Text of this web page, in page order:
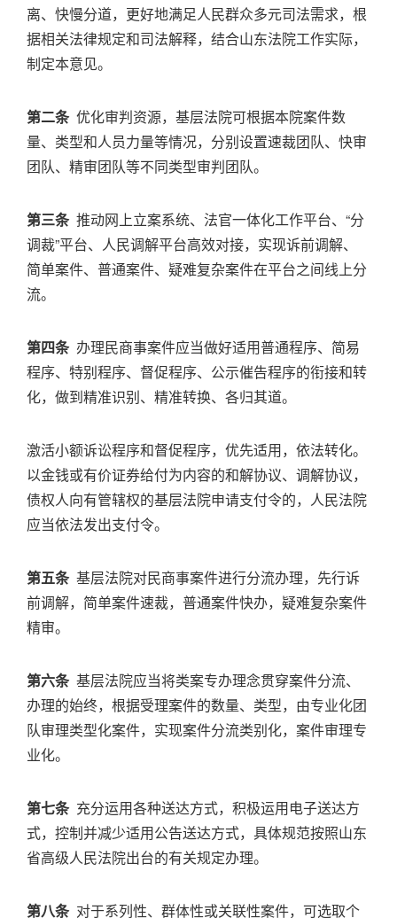
离、快慢分道，更好地满足人民群众多元司法需求，根
据相关法律规定和司法解释，结合山东法院工作实际，
制定本意见。
第二条 优化审判资源，基层法院可根据本院案件数
量、类型和人员力量等情况，分别设置速裁团队、快审
团队、精审团队等不同类型审判团队。
第三条 推动网上立案系统、法官一体化工作平台、“分
调裁”平台、人民调解平台高效对接，实现诉前调解、
简单案件、普通案件、疑难复杂案件在平台之间线上分
流。
第四条办理民商事案件应当做好适用普通程序、简易
程序、特别程序、督促程序、公示催告程序的衔接和转
化，做到精准识别、精准转换、各归其道。
激活小额诉讼程序和督促程序，优先适用，依法转化。
以金钱或有价证券给付为内容的和解协议、调解协议，
债权人向有管辖权的基层法院申请支付令的，人民法院
应当依法发出支付令。
第五条基层法院对民商事案件进行分流办理，先行诉
前调解，简单案件速裁，普通案件快办，疑难复杂案件
精审。
第六条 基层法院应当将类案专办理念贯穿案件分流、
办理的始终，根据受理案件的数量、类型，由专业化团
队审理类型化案件，实现案件分流类别化，案件审理专
业化。
第七条充分运用各种送达方式，积极运用电子送达方
式，控制并减少适用公告送达方式，具体规范按照山东
省高级人民法院出台的有关规定办理。
第八条对于系列性、群体性或关联性案件，可选取个